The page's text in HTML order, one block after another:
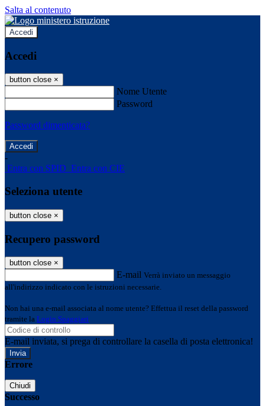
Salta al contenuto
Accedi
Accedi
button close ×
Nome Utente
Password
Password dimenticata?
-
Entra con SPID Entra con CIE
Seleziona utente
button close ×
Recupero password
button close ×
E-mail Verrà inviato un messaggio
all'indirizzo indicato con le istruzioni necessarie.
Non hai una e-mail associata al nome utente? Effettua il reset della password
tramite la Login Spaggiari
E-mail inviata, si prega di controllare la casella di posta elettronica!
Errore
Chiudi
Successo